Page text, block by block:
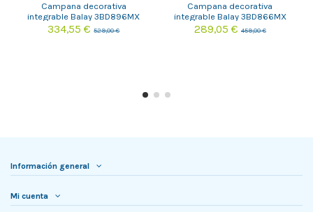
Campana decorativa
integrable Balay 3BD896MX
334,55 €529,00 €
Campana decorativa
integrable Balay 3BD866MX
289,05 € 459,00 €
Información general
Mi cuenta